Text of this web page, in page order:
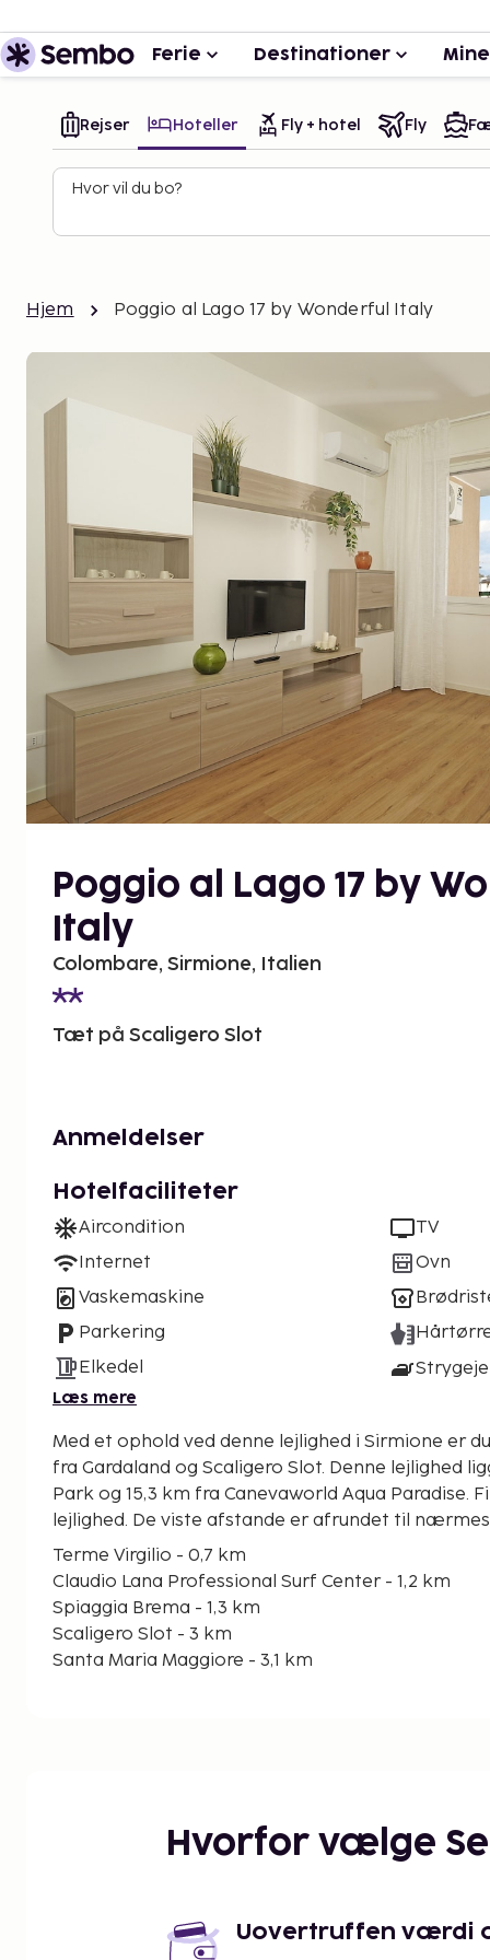
Ferie Destinationer
Rejser Hoteller Fly + hotel Fly
Hvor vil du bo?
Hjem Poggio al Lago 17 by Wonderful Italy
Poggio al Lago 17 by
Italy
Colombare, Sirmione, Italien
Tæt på Scaligero Slot
Anmeldelser
Hotelfaciliteter
Aircondition
Internet
Vaskemaskine
Parkering
Elkedel
TV
Ovn
Læs mere
Med et ophold ved denne lejlighed i Sirmione er
fra Gardaland og Scaligero Slot. Denne lejlighed ligger 15,1 km fra Movieland
Park og 15,3 km fra Canevaworld Aqua Paradise.
lejlighed. De viste afstande er afrundet til
Terme Virgilio - 0,7 km
Claudio Lana Professional Surf Center - 1,2 km
Spiaggia Brema - 1,3 km
Scaligero Slot - 3 km
Santa Maria Maggiore - 3,1 km
Zenato-vingården - 6,4 km
Desenzano-slottet - 6,8 km
Hvorfor vælge
Uovertruffen værdi